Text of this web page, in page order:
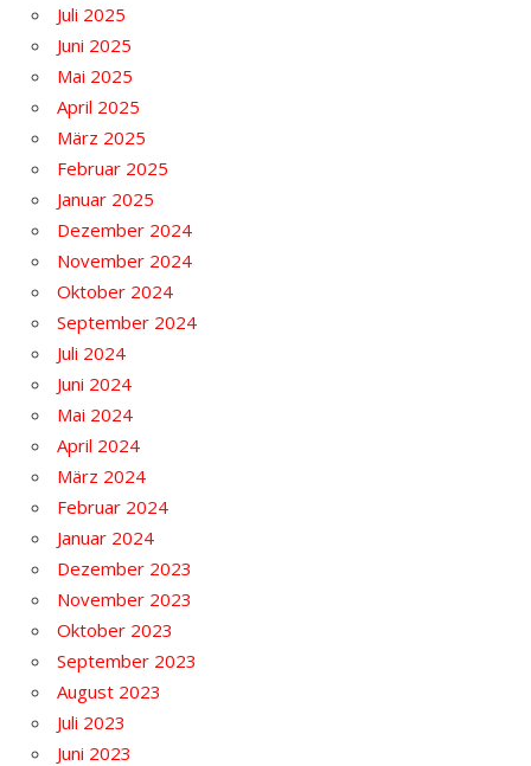
Juli 2025
Juni 2025
Mai 2025
April 2025
März 2025
Februar 2025
Januar 2025
Dezember 2024
November 2024
Oktober 2024
September 2024
Juli 2024
Juni 2024
Mai 2024
April 2024
März 2024
Februar 2024
Januar 2024
Dezember 2023
November 2023
Oktober 2023
September 2023
August 2023
Juli 2023
Juni 2023